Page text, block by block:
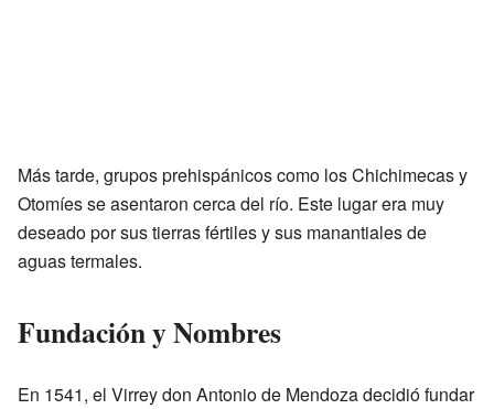
Más tarde, grupos prehispánicos como los Chichimecas y
Otomíes se asentaron cerca del río. Este lugar era muy
deseado por sus tierras fértiles y sus manantiales de
aguas termales.
Fundación y Nombres
En 1541, el Virrey don Antonio de Mendoza decidió fundar